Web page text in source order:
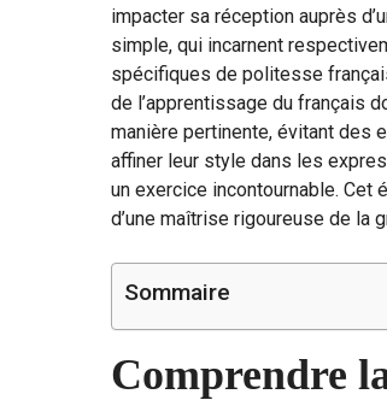
impacter sa réception auprès
simple, qui incarnent
spécifiques de politesse
de l’apprentissage du français
manière pertinente, évitant des
affiner leur style dans les
un exercice incontournable. Cet
d’une maîtrise rigoureuse de la
Sommaire
Comprendre